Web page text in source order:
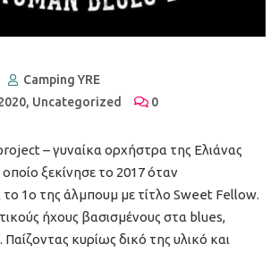
Camping YRE
, Uncategorized 0
– γυναίκα ορχήστρα της Ελιάνας
ξεκίνησε το 2017 όταν
1ο της άλμπουμ με τίτλο Sweet Fellow.
ήχους βασισμένους στα blues,
κυρίως δικό της υλικό και